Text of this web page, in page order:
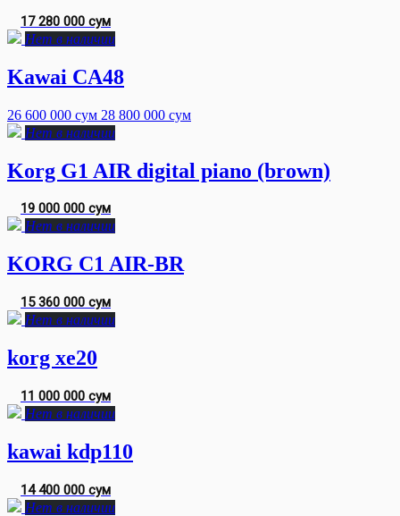
17 280 000 сум
Нет в наличии
Kawai CA48
26 600 000 сум 28 800 000 сум
Нет в наличии
Korg G1 AIR digital piano (brown)
19 000 000 сум
Нет в наличии
KORG C1 AIR-BR
15 360 000 сум
Нет в наличии
korg xe20
11 000 000 сум
Нет в наличии
kawai kdp110
14 400 000 сум
Нет в наличии